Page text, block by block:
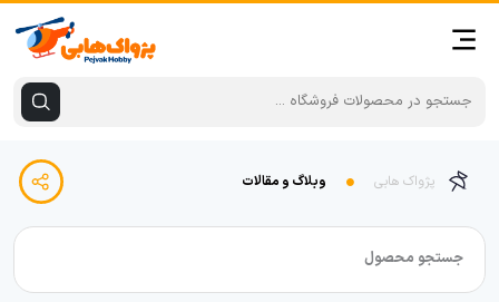
پژواک هابی وبلاگ و مقالات
جستجو محصول